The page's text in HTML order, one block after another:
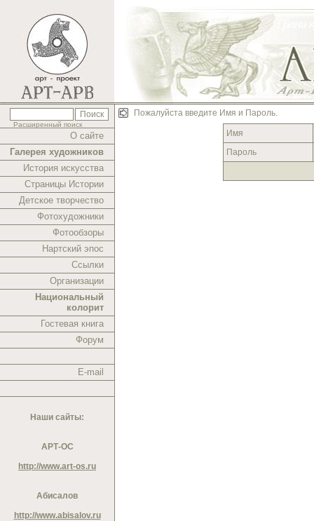
Расширенный поиск
О сайте
Галерея художников
История искусства
Страницы Истории
Детское творчество
Фотохудожники
Фотообзоры
Нартский эпос
Ссылки
Организации
Национальный
колорит
Гостевая книга
Форум
E-mail
Наши сайты:
АРТ-ОС
http://www.art-os.ru
Абисалов
http://www.abisalov.ru
Пожалуйста введите Имя и Пароль.
Имя
Пароль